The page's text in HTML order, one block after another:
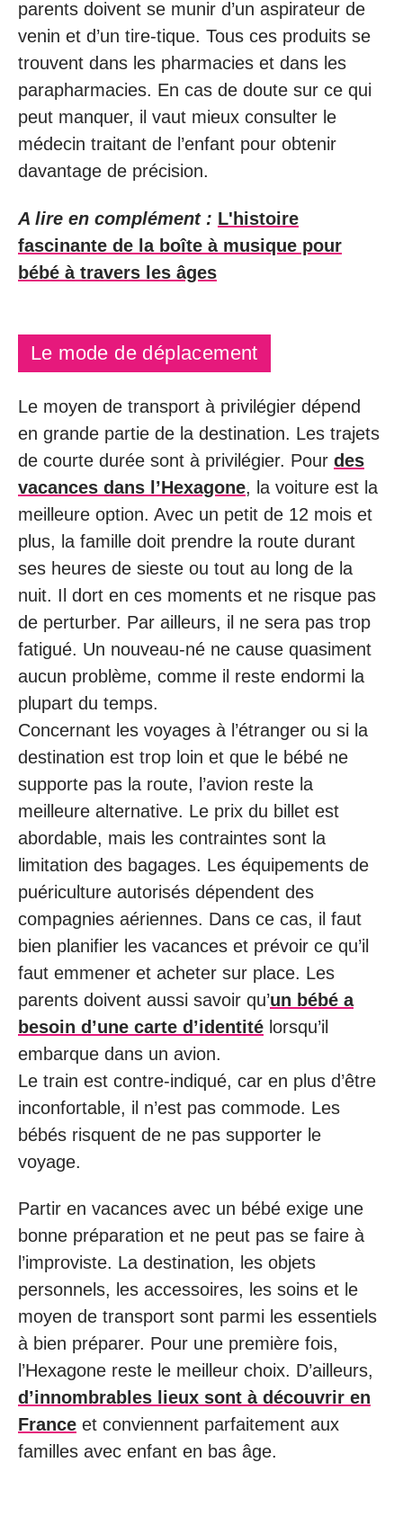
parents doivent se munir d’un aspirateur de
venin et d’un tire-tique. Tous ces produits se
trouvent dans les pharmacies et dans les
parapharmacies. En cas de doute sur ce qui
peut manquer, il vaut mieux consulter le
médecin traitant de l’enfant pour obtenir
davantage de précision.
A lire en complément : L'histoire
fascinante de la boîte à musique pour
bébé à travers les âges
Le mode de déplacement
Le moyen de transport à privilégier dépend
en grande partie de la destination. Les trajets
de courte durée sont à privilégier. Pour des
vacances dans l’Hexagone, la voiture est la
meilleure option. Avec un petit de 12 mois et
plus, la famille doit prendre la route durant
ses heures de sieste ou tout au long de la
nuit. Il dort en ces moments et ne risque pas
de perturber. Par ailleurs, il ne sera pas trop
fatigué. Un nouveau-né ne cause quasiment
aucun problème, comme il reste endormi la
plupart du temps.
Concernant les voyages à l’étranger ou si la
destination est trop loin et que le bébé ne
supporte pas la route, l’avion reste la
meilleure alternative. Le prix du billet est
abordable, mais les contraintes sont la
limitation des bagages. Les équipements de
puériculture autorisés dépendent des
compagnies aériennes. Dans ce cas, il faut
bien planifier les vacances et prévoir ce qu’il
faut emmener et acheter sur place. Les
parents doivent aussi savoir qu’un bébé a
besoin d’une carte d’identité lorsqu’il
embarque dans un avion.
Le train est contre-indiqué, car en plus d’être
inconfortable, il n’est pas commode. Les
bébés risquent de ne pas supporter le
voyage.
Partir en vacances avec un bébé exige une
bonne préparation et ne peut pas se faire à
l’improviste. La destination, les objets
personnels, les accessoires, les soins et le
moyen de transport sont parmi les essentiels
à bien préparer. Pour une première fois,
l’Hexagone reste le meilleur choix. D’ailleurs,
d’innombrables lieux sont à découvrir en
France et conviennent parfaitement aux
familles avec enfant en bas âge.